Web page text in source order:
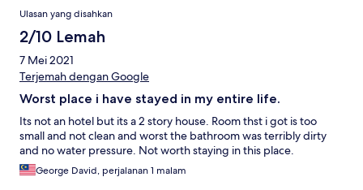
Ulasan yang disahkan
2/10 Lemah
7 Mei 2021
Terjemah dengan Google
Worst place i have stayed in my entire life.
Its not an hotel but its a 2 story house. Room thst i got is too
small and not clean and worst the bathroom was terribly dirty
and no water pressure. Not worth staying in this place.
George David, perjalanan 1 malam